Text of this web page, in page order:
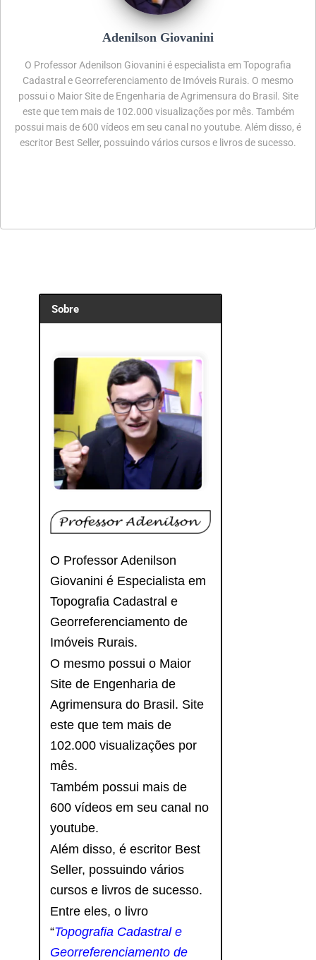
Adenilson Giovanini
O Professor Adenilson Giovanini é especialista em Topografia
Cadastral e Georreferenciamento de Imóveis Rurais. O mesmo
possui o Maior Site de Engenharia de Agrimensura do Brasil. Site
este que tem mais de 102.000 visualizações por mês. Também
possui mais de 600 vídeos em seu canal no youtube. Além disso, é
escritor Best Seller, possuindo vários cursos e livros de sucesso.
Sobre
O Professor Adenilson
Giovanini é Especialista em
Topografia Cadastral e
Georreferenciamento de
Imóveis Rurais.
O mesmo possui o Maior
Site de Engenharia de
Agrimensura do Brasil. Site
este que tem mais de
102.000 visualizações por
mês.
Também possui mais de
600 vídeos em seu canal no
youtube.
Além disso, é escritor Best
Seller, possuindo vários
cursos e livros de sucesso.
Entre eles, o livro
“Topografia Cadastral e
Georreferenciamento de